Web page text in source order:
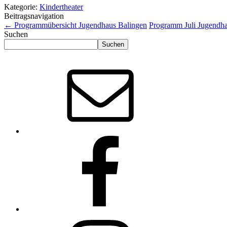
Kategorie: Kindertheater
Beitragsnavigation
← Programmübersicht Jugendhaus Balingen Programm Juli
Suchen
Suchen